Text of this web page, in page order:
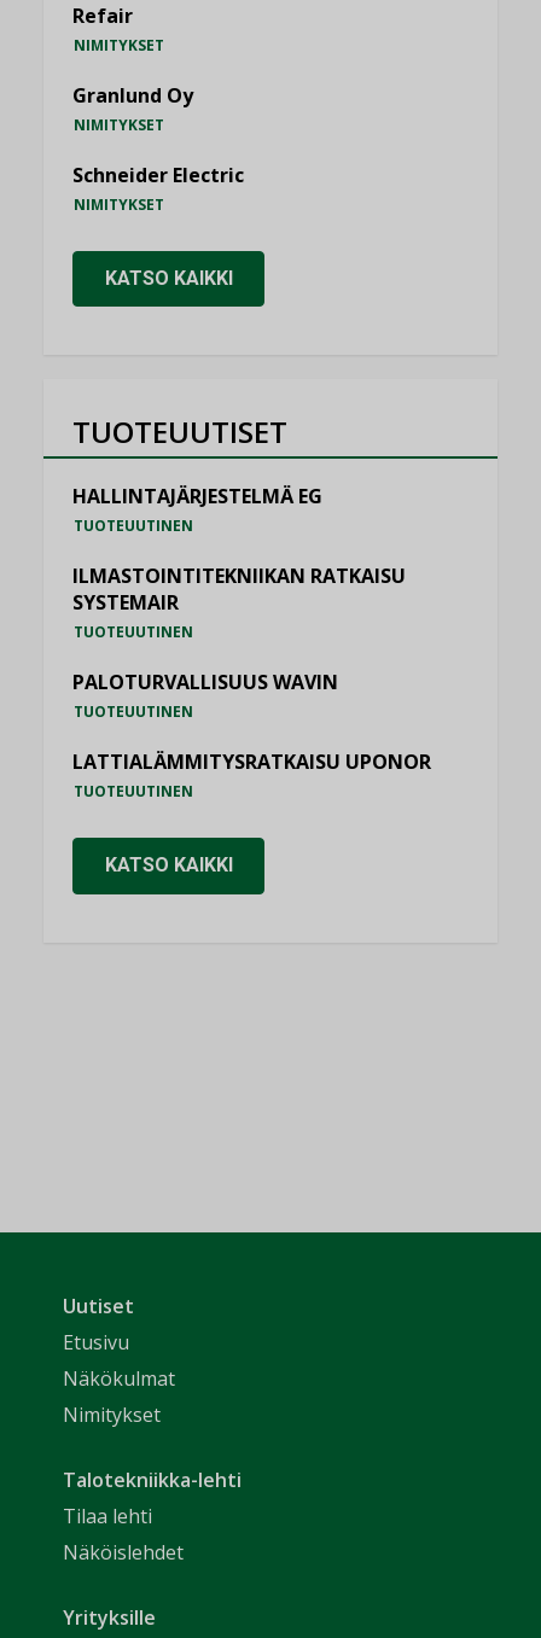
Refair
NIMITYKSET
Granlund Oy
NIMITYKSET
Schneider Electric
NIMITYKSET
KATSO KAIKKI
TUOTEUUTISET
HALLINTAJÄRJESTELMÄ EG
TUOTEUUTINEN
ILMASTOINTITEKNIIKAN RATKAISU
SYSTEMAIR
TUOTEUUTINEN
PALOTURVALLISUUS WAVIN
TUOTEUUTINEN
LATTIALÄMMITYSRATKAISU UPONOR
TUOTEUUTINEN
KATSO KAIKKI
Uutiset
Etusivu
Näkökulmat
Nimitykset
Talotekniikka-lehti
Tilaa lehti
Näköislehdet
Yrityksille